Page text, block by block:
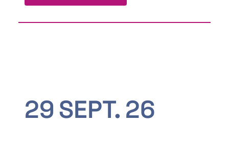
29SEPT. 26